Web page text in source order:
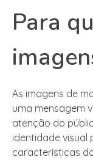
Para
As imagens de
uma mensagem
atenção do
identidade visual
características